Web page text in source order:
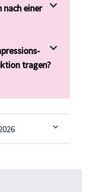
einer
tragen?